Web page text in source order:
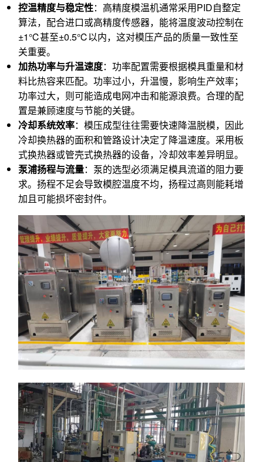
控温精度与稳定性：高精度模温机通常采用PID自整定
算法，配合进口或高精度传感器，能将温度波动控制在
±1℃甚至±0.5℃以内，这对模压产品的质量一致性至
关重要。
加热功率与升温速度：功率配置需要根据模具重量和材
料比热容来匹配。功率过小，升温慢，影响生产效率；
功率过大，则可能造成电网冲击和能源浪费。合理的配
置是兼顾速度与节能的关键。
冷却系统效率：模压成型往往需要快速降温脱模，因此
冷却换热器的面积和管路设计决定了降温速度。采用板
式换热器或管壳式换热器的设备，冷却效率差异明显。
泵浦扬程与流量：泵的选型必须满足模具流道的阻力要
求。扬程不足会导致模腔温度不均，扬程过高则能耗增
加且可能损坏密封件。